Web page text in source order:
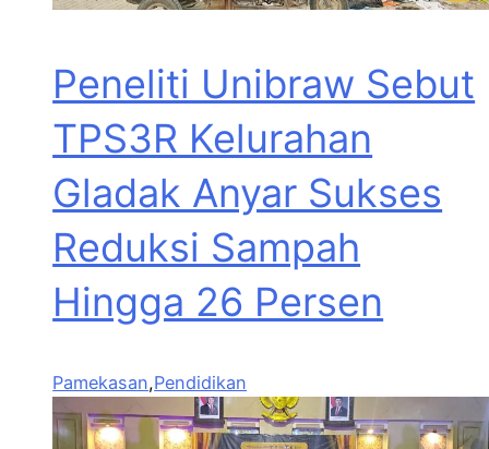
Peneliti Unibraw Sebut
TPS3R Kelurahan
Gladak Anyar Sukses
Reduksi Sampah
Hingga 26 Persen
Pamekasan,Pendidikan